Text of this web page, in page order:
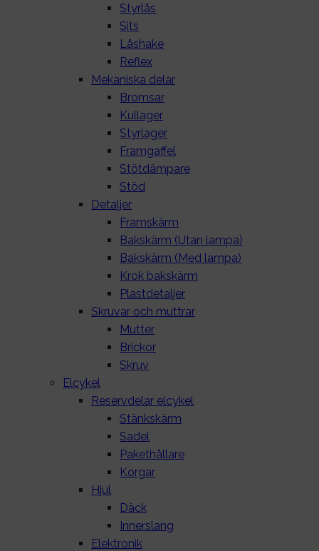
Styrlås
Sits
Låshake
Reflex
Mekaniska delar
Bromsar
Kullager
Styrlager
Framgaffel
Stötdämpare
Stöd
Detaljer
Framskärm
Bakskärm (Utan lampa)
Bakskärm (Med lampa)
Krok bakskärm
Plastdetaljer
Skruvar och muttrar
Mutter
Brickor
Skruv
Elcykel
Reservdelar elcykel
Stänkskärm
Sadel
Pakethållare
Korgar
Hjul
Däck
Innerslang
Elektronik